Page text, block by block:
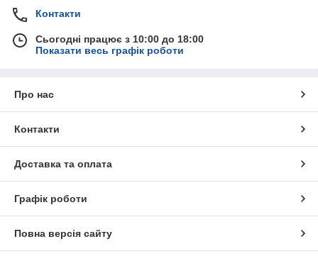
Контакти
Сьогодні працює з 10:00 до 18:00
Показати весь графік роботи
Про нас
Контакти
Доставка та оплата
Графік роботи
Повна версія сайту